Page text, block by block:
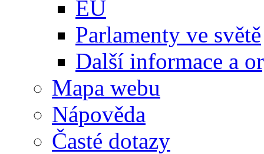
EU
Parlamenty ve světě
Další informace a
Mapa webu
Nápověda
Časté dotazy